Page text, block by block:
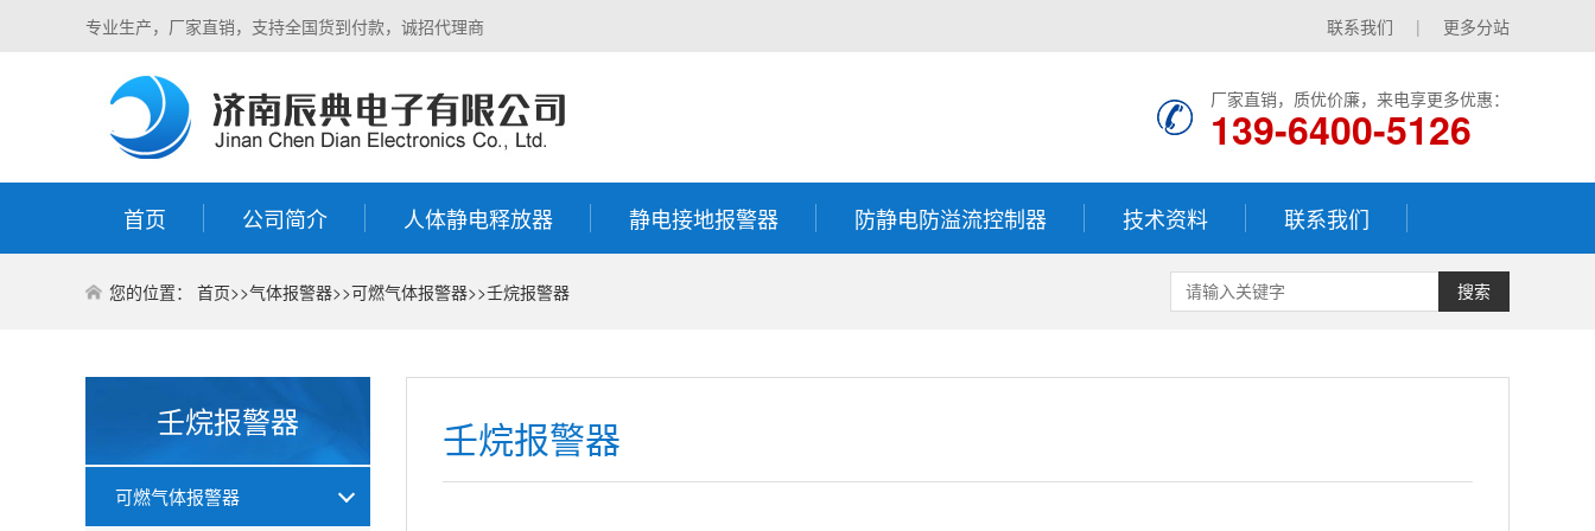
联系我们 | 更多分站
专业生产，厂家直销，支持全国货到付款，诚招代理商
厂家直销，质优价廉，来电享更多优惠：
139-6400-5126
首页 公司简介 人体静电释放器 静电接地报警器 防静电防溢流控制器 技术资料 联系我们
搜索
您的位置： 首页>>气体报警器>>可燃气体报警器>>壬烷报警器
壬烷报警器
可燃气体报警器
壬烷报警器